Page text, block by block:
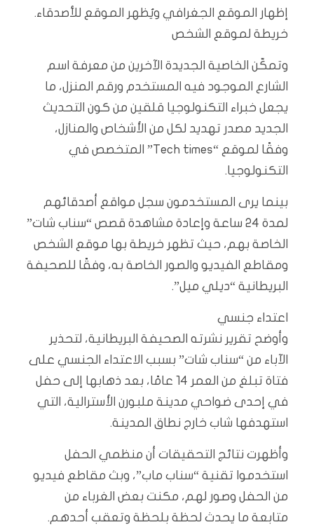
إظهار الموقع الجغرافي ويُظهر الموقع للأصدقاء.
خريطة لموقع الشخص
وتمكّن الخاصية الجديدة الآخرين من معرفة اسم
الشارع الموجود فيه المستخدم ورقم المنزل، ما
يجعل خبراء التكنولوجيا قلقين من كون التحديث
الجديد مصدر تهديد لكل من الأشخاص والمنازل،
وفقًا لموقع “Tech times” المتخصص في
التكنولوجيا.
بينما يرى المستخدمون سجل مواقع أصدقائهم
لمدة 24 ساعة وإعادة مشاهدة قصص “سناب شات”
الخاصة بهم، حيث تظهر خريطة بها موقع الشخص
ومقاطع الفيديو والصور الخاصة به، وفقًا للصحيفة
البريطانية “ديلي ميل”.
اعتداء جنسي
وأوضح تقرير نشرته الصحيفة البريطانية، لتحذير
الآباء من “سناب شات” بسبب الاعتداء الجنسي على
فتاة تبلغ من العمر 14 عامًا، بعد ذهابها إلى حفل
في إحدى ضواحي مدينة ملبورن الأسترالية، التي
استهدفها شاب خارج نطاق المدينة.
وأظهرت نتائج التحقيقات أن منظمي الحفل
استخدموا تقنية “سناب ماب”، وبث مقاطع فيديو
من الحفل وصور لهم، مكنت بعض الغرباء من
متابعة ما يحدث لحظة بلحظة وتعقب أحدهم.